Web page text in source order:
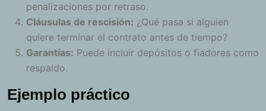
penalizaciones por retraso.
Cláusulas de rescisión: ¿Qué pasa si alguien
quiere terminar el contrato antes de tiempo?
Garantías: Puede incluir depósitos o fiadores como
respaldo.
Ejemplo práctico